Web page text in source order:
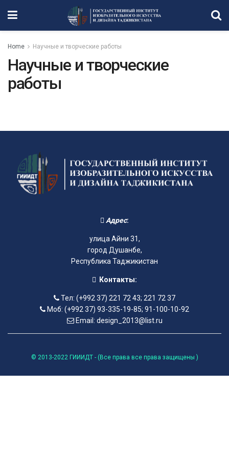
Home Научные и творческие работы
Научные и творческие
работы
Адрес:
улица Айни 31,
город Душанбе,
Республика Таджикистан
Контакты:
Тел: (+992 37) 221 72 43; 221 72 37
Моб: (+992 37) 93-335-19-85; 91-100-10-92
Email: design_2013@list.ru
© 2013-2022 ГИИИДТ - (Все права все права защищены )